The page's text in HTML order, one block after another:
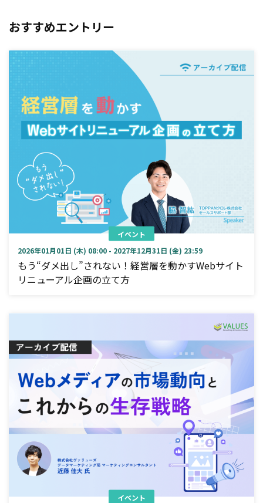
おすすめエントリー
イベント
2026年01月01日 (木) 08:00 - 2027年12月31日 (金) 23:59
もう“ダメ出し”されない！経営層を動かすWebサイト
リニューアル企画の立て方
イベント